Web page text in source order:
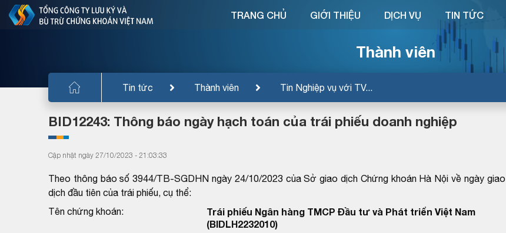
Thành viên
Tin tức Thành viên Tin Nghiệp vụ với TV...
TRANG CHỦ GIỚI THIỆU DỊCH VỤ TIN TỨC
BID12243: Thông báo ngày hạch toán của trái phiếu doanh nghiệp
Cập nhật ngày 27/10/2023 - 21:03:33
Theo thông báo số 3944/TB-SGDHN ngày 24/10/2023 của Sở giao dịch Chứng khoán Hà Nội về ngày giao
dịch đầu tiên của trái phiếu, cụ thể:
Tên chứng khoán:
Trái phiếu Ngân hàng TMCP Đầu tư và Phát triển Việt Nam
(BIDLH2232010)